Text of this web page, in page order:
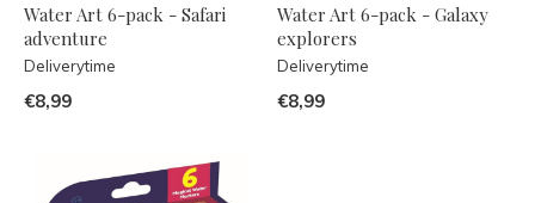
Water Art 6-pack - Safari
adventure
Deliverytime
€8,99
Water Art 6-pack - Galaxy
explorers
Deliverytime
€8,99